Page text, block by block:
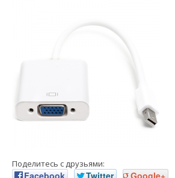
Поделитесь с друзьями: